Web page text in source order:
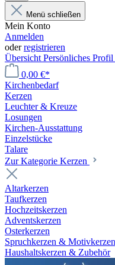
Menü schließen
Mein Konto
Anmelden
oderregistrieren
Übersicht Persönliches Profil
0,00 €*
Kirchenbedarf
Kerzen
Leuchter & Kreuze
Losungen
Kirchen-Ausstattung
Einzelstücke
Talare
Zur Kategorie Kerzen
Altarkerzen
Taufkerzen
Hochzeitskerzen
Adventskerzen
Osterkerzen
Spruchkerzen & Motivkerzen
Haushaltskerzen & Zubehör